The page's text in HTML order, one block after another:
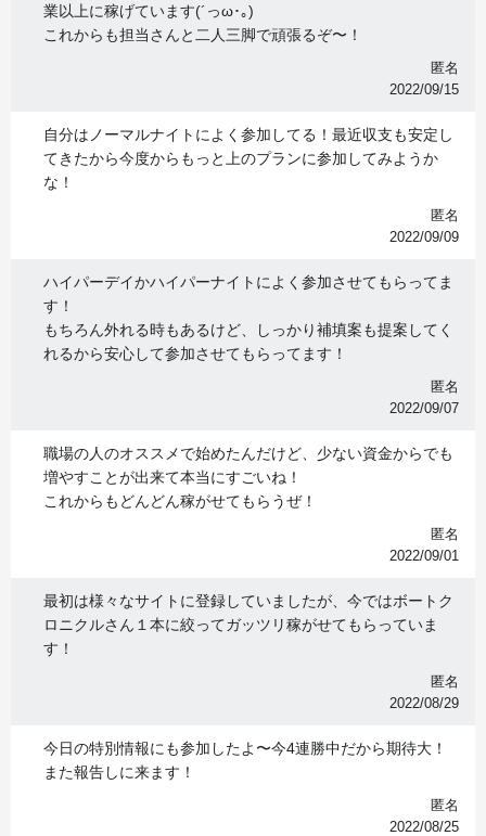
業以上に稼げています(´っω･｡)
これからも担当さんと二人三脚で頑張るぞ〜！
匿名
2022/09/15
自分はノーマルナイトによく参加してる！最近収支も安定し
てきたから今度からもっと上のプランに参加してみようか
な！
匿名
2022/09/09
ハイパーデイかハイパーナイトによく参加させてもらってま
す！
もちろん外れる時もあるけど、しっかり補填案も提案してく
れるから安心して参加させてもらってます！
匿名
2022/09/07
職場の人のオススメで始めたんだけど、少ない資金からでも
増やすことが出来て本当にすごいね！
これからもどんどん稼がせてもらうぜ！
匿名
2022/09/01
最初は様々なサイトに登録していましたが、今ではボートク
ロニクルさん１本に絞ってガッツリ稼がせてもらっていま
す！
匿名
2022/08/29
今日の特別情報にも参加したよ〜今4連勝中だから期待大！
また報告しに来ます！
匿名
2022/08/25